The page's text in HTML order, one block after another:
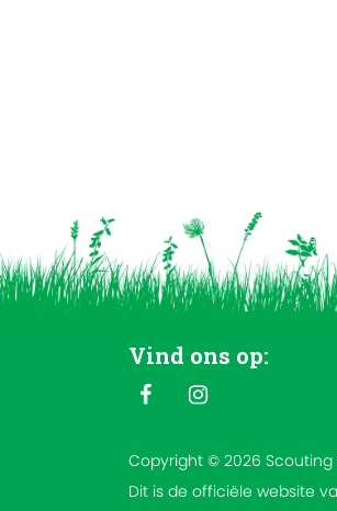
Vind ons op:
Copyright © 2026 Scouting
Dit is de officiële website